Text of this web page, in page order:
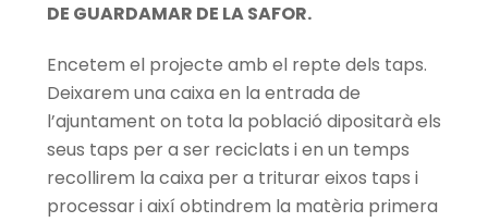
DE GUARDAMAR DE LA SAFOR.
Encetem el projecte amb el repte dels taps.
Deixarem una caixa en la entrada de
l’ajuntament on tota la població dipositarà els
seus taps per a ser reciclats i en un temps
recollirem la caixa per a triturar eixos taps i
processar i així obtindrem la matèria primera